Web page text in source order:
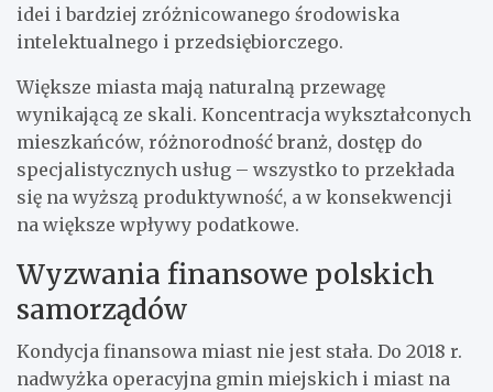
idei i bardziej zróżnicowanego środowiska
intelektualnego i przedsiębiorczego.
Większe miasta mają naturalną przewagę
wynikającą ze skali. Koncentracja wykształconych
mieszkańców, różnorodność branż, dostęp do
specjalistycznych usług – wszystko to przekłada
się na wyższą produktywność, a w konsekwencji
na większe wpływy podatkowe.
Wyzwania finansowe polskich
samorządów
Kondycja finansowa miast nie jest stała. Do 2018 r.
nadwyżka operacyjna gmin miejskich i miast na